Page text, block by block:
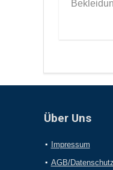
Über Uns
Impressum
AGB/Datenschutz